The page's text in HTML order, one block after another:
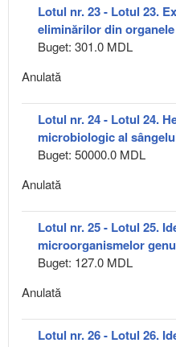
Lotul nr. 23 - Lotul 23.
eliminărilor din
Buget: 301.0 MDL
Anulată
Lotul nr. 24 - Lotul 24.
microbiologic al
Buget: 50000.0 MDL
Anulată
Lotul nr. 25 - Lotul 25.
microorganismelor
Buget: 127.0 MDL
Anulată
Lotul nr. 26 - Lotul 26.